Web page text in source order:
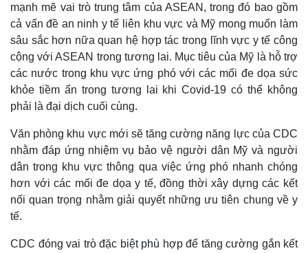
Kinh tế
Bất động sản
Khởi nghiệp
Thị trường
Giá vàng
Tiêu dùng
Giá cà phê
mạnh mẽ vai trò trung tâm của ASEAN, trong đó bao gồm
cả vấn đề an ninh y tế liên khu vực và Mỹ mong muốn làm
sâu sắc hơn nữa quan hệ hợp tác trong lĩnh vực y tế công
cộng với ASEAN trong tương lai. Mục tiêu của Mỹ là hỗ trợ
các nước trong khu vực ứng phó với các mối đe dọa sức
khỏe tiềm ẩn trong tương lai khi Covid-19 có thể không
phải là đại dịch cuối cùng.
Văn phòng khu vực mới sẽ tăng cường năng lực của CDC
nhằm đáp ứng nhiệm vụ bảo vệ người dân Mỹ và người
dân trong khu vực thông qua việc ứng phó nhanh chóng
hơn với các mối đe dọa y tế, đồng thời xây dựng các kết
nối quan trọng nhằm giải quyết những ưu tiên chung về y
tế.
CDC đóng vai trò đặc biệt phù hợp để tăng cường gắn kết